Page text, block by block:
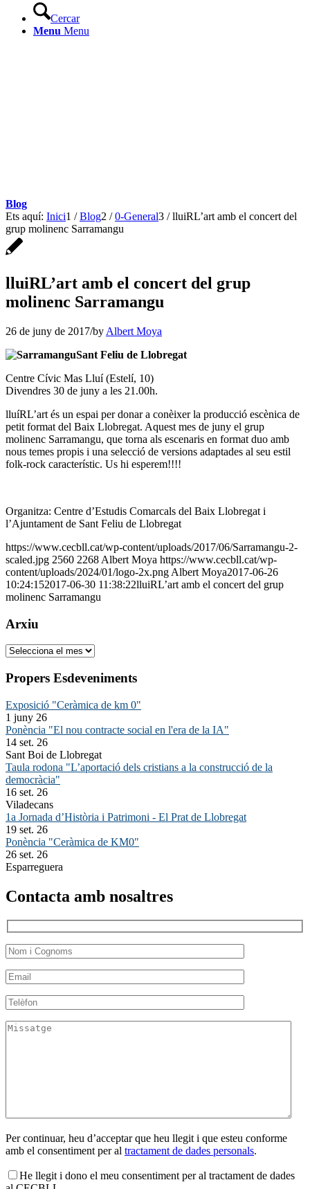
Cercar
Menu Menu
Blog
Ets aquí: Inici1 / Blog2 / 0-General3 / lluiRL’art amb el concert del
grup molinenc Sarramangu
lluiRL’art amb el concert del grup
molinenc Sarramangu
26 de juny de 2017/by Albert Moya
Sant Feliu de Llobregat
Centre Cívic Mas Lluí (Estelí, 10)
Divendres 30 de juny a les 21.00h.
lluíRL’art és un espai per donar a conèixer la producció escènica de
petit format del Baix Llobregat. Aquest mes de juny el grup
molinenc Sarramangu, que torna als escenaris en format duo amb
nous temes propis i una selecció de versions adaptades al seu estil
folk-rock característic. Us hi esperem!!!!
Organitza: Centre d’Estudis Comarcals del Baix Llobregat i
l’Ajuntament de Sant Feliu de Llobregat
https://www.cecbll.cat/wp-content/uploads/2017/06/Sarramangu-2-
scaled.jpg 2560 2268 Albert Moya https://www.cecbll.cat/wp-
content/uploads/2024/01/logo-2x.png Albert Moya2017-06-26
10:24:152017-06-30 11:38:22lluiRL’art amb el concert del grup
molinenc Sarramangu
Arxiu
Arxiu
Propers Esdeveniments
Exposició "Ceràmica de km 0"
1 juny 26
Ponència "El nou contracte social en l'era de la IA"
14 set. 26
Sant Boi de Llobregat
Taula rodona "L’aportació dels cristians a la construcció de la
democràcia"
16 set. 26
Viladecans
1a Jornada d’Història i Patrimoni - El Prat de Llobregat
19 set. 26
Ponència "Ceràmica de KM0"
26 set. 26
Esparreguera
Contacta amb nosaltres
Per continuar, heu d’acceptar que heu llegit i que esteu conforme
amb el consentiment per al tractament de dades personals.
He llegit i dono el meu consentiment per al tractament de dades